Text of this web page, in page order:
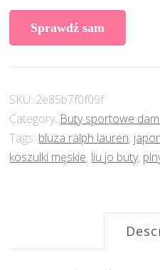
Sprawdź sam
SKU: 2e85b7f0f09f
Category: Buty sportowe
Tags: bluza ralph lauren,
koszulki męskie, liu jo buty,